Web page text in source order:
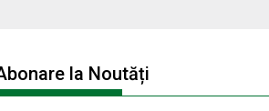
la Noutăți